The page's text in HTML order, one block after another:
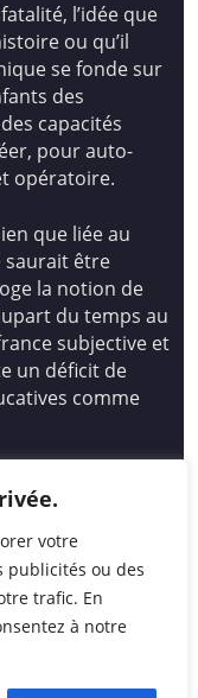
votre
publicités ou des
trafic. En
à notre
l’idée que
ou qu’il
se fonde sur
des
capacités
pour auto-
opératoire.
que liée au
saurait être
la notion de
du temps au
subjective et
un déficit de
comme